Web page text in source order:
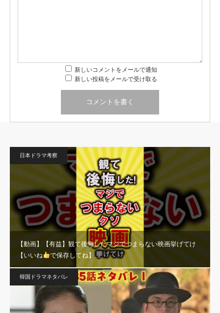
新しいコメントをメールで通知
新しい投稿をメールで受け取る
日本ドラマ考察
【動画】【有益】観て後悔したマジでつまらない映画挙げてけ
【いいね
で保存してね】…
韓国ドラマネタバレ